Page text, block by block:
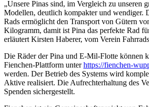
„Unsere Pinas sind, im Vergleich zu unseren
Modellen, deutlich kompakter und wendiger.
Rads ermöglicht den Transport von Gütern
Kilogramm, damit ist Pina das perfekte Rad
erläutert Kirsten Haberer, vom Verein
Die Räder der Pina und E-Mil-Flotte können
Fienchen-Plattform unterhttps://fienchen-
werden. Der Betrieb des Systems wird
Aktive realisiert. Die Aufrechterhaltung des
Spenden sichergestellt.